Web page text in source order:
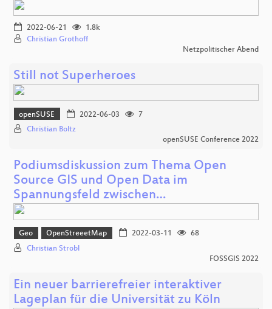
2022-06-21
1.8k
Christian Grothoff
Netzpolitischer Abend
Still not Superheroes
openSUSE 2022-06-03
7
Christian Boltz
openSUSE Conference 2022
Podiumsdiskussion zum Thema Open
Source GIS und Open Data im
Spannungsfeld zwischen…
Geo OpenStreeetMap 2022-03-11
68
Christian Strobl
FOSSGIS 2022
Ein neuer barrierefreier interaktiver
Lageplan für die Universität zu Köln